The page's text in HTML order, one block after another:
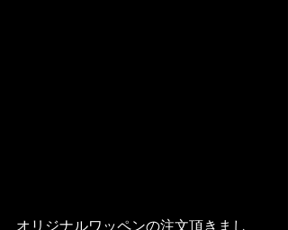
オリジナルワッペンの注文頂きまし